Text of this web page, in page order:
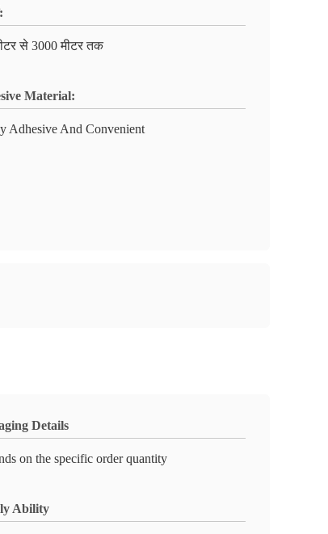
से 3000 मीटर तक
Material:
Adhesive And Convenient
Details
on the specific order quantity
Ability